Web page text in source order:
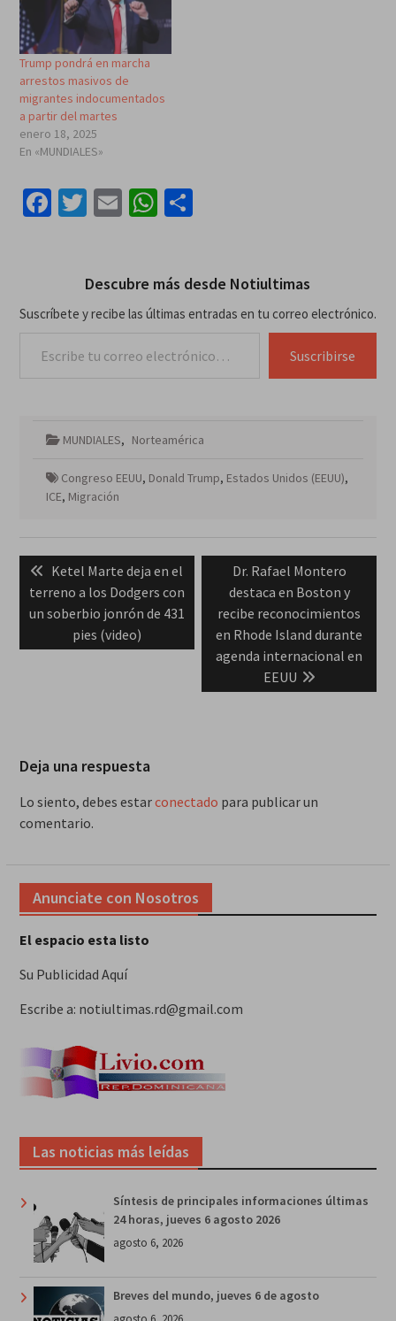
Trump pondrá en marcha
arrestos masivos de
migrantes indocumentados
a partir del martes
enero 18, 2025
En «MUNDIALES»
Facebook
Twitter
EmailWhatsApp
Compartir
Descubre más desde Notiultimas
Suscríbete y recibe las últimas entradas en tu correo electrónico.
Suscribirse
MUNDIALES, Norteamérica
Congreso EEUU, Donald Trump, Estados Unidos (EEUU),
ICE, Migración
de
entradas
Previous
post:
Ketel Marte deja en el
terreno a los Dodgers con
un soberbio jonrón de 431
pies (video)
Next
post:
Dr. Rafael Montero
destaca en Boston y
recibe reconocimientos
en Rhode Island durante
agenda internacional en
EEUU
Deja una respuesta
Lo siento, debes estarconectado para publicar un
comentario.
Anunciate con Nosotros
El espacio esta listo
Su Publicidad Aquí
Escribe a: notiultimas.rd@gmail.com
Las noticias más leídas
Síntesis de principales informaciones últimas
24 horas, jueves 6 agosto 2026
agosto 6, 2026
Breves del mundo, jueves 6 de agosto